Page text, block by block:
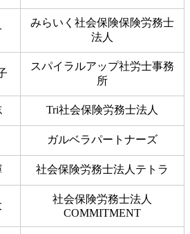
みらいく社会保険保険労務士
法人
スパイラルアップ社労士事務
所
Tri社会保険労務士法人
ガルベラパートナーズ
社会保険労務士法人テトラ
社会保険労務士法人
COMMITMENT